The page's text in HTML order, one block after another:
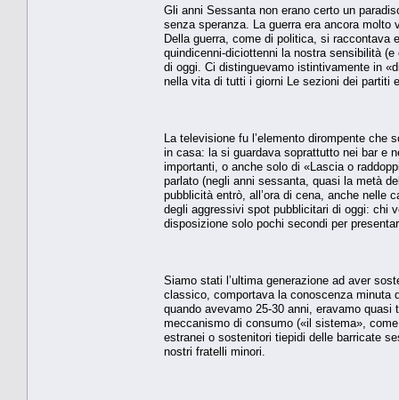
Gli anni Sessanta non erano certo un
senza speranza. La guerra era ancora
Della guerra, come di politica, si raccontava
quindicenni-diciottenni la nostra sensibilità
di oggi. Ci distinguevamo istintivamente in
nella vita di tutti i giorni Le sezioni dei partiti
La televisione fu l’elemento dirompente che
in casa: la si guardava soprattutto nei bar e
importanti, o anche solo di «Lascia o
parlato (negli anni sessanta, quasi la metà
pubblicità entrò, all’ora di cena, anche nelle
degli aggressivi spot pubblicitari di oggi: chi
disposizione solo pochi secondi per
Siamo stati l’ultima generazione ad aver
classico, comportava la conoscenza minuta
quando avevamo 25-30 anni, eravamo
meccanismo di consumo («il sistema»,
estranei o sostenitori tiepidi delle barricate
nostri fratelli minori.